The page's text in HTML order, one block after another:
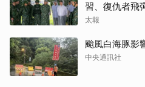
習、復仇者飛
太報
颱風白海豚
中央通訊社